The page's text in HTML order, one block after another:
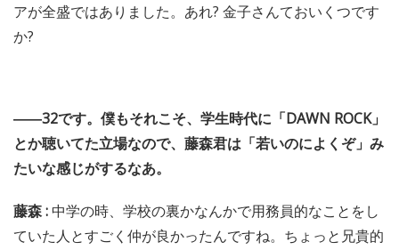
アが全盛ではありました。あれ? 金子さんておいくつです
か?
――32です。僕もそれこそ、学生時代に「DAWN ROCK」
とか聴いてた立場なので、藤森君は「若いのによくぞ」み
たいな感じがするなあ。
藤森 : 中学の時、学校の裏かなんかで用務員的なことをし
ていた人とすごく仲が良かったんですね。ちょっと兄貴的